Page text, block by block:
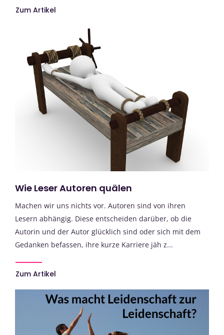
Zum Artikel
Wie Leser Autoren quälen
Machen wir uns nichts vor. Autoren sind von ihren
Lesern abhängig. Diese entscheiden darüber, ob die
Autorin und der Autor glücklich sind oder sich mit dem
Gedanken befassen, ihre kurze Karriere jäh z...
Zum Artikel